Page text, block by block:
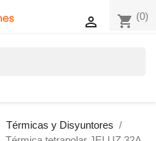
shopping_cart (0)

Térmicas y Disyuntores